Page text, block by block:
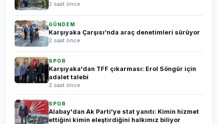
2 saat önce
GÜNDEM
Karşıyaka Çarşısı’nda araç denetimleri sürüyor
2 saat önce
SPOR
Karşıyaka'dan TFF çıkarması: Erol Söngür için
adalet talebi
2 saat önce
SPOR
Alabay'dan Ak Parti'ye stat yanıtı: Kimin hizmet
ettiğini kimin eleştirdiğini halkımız biliyor